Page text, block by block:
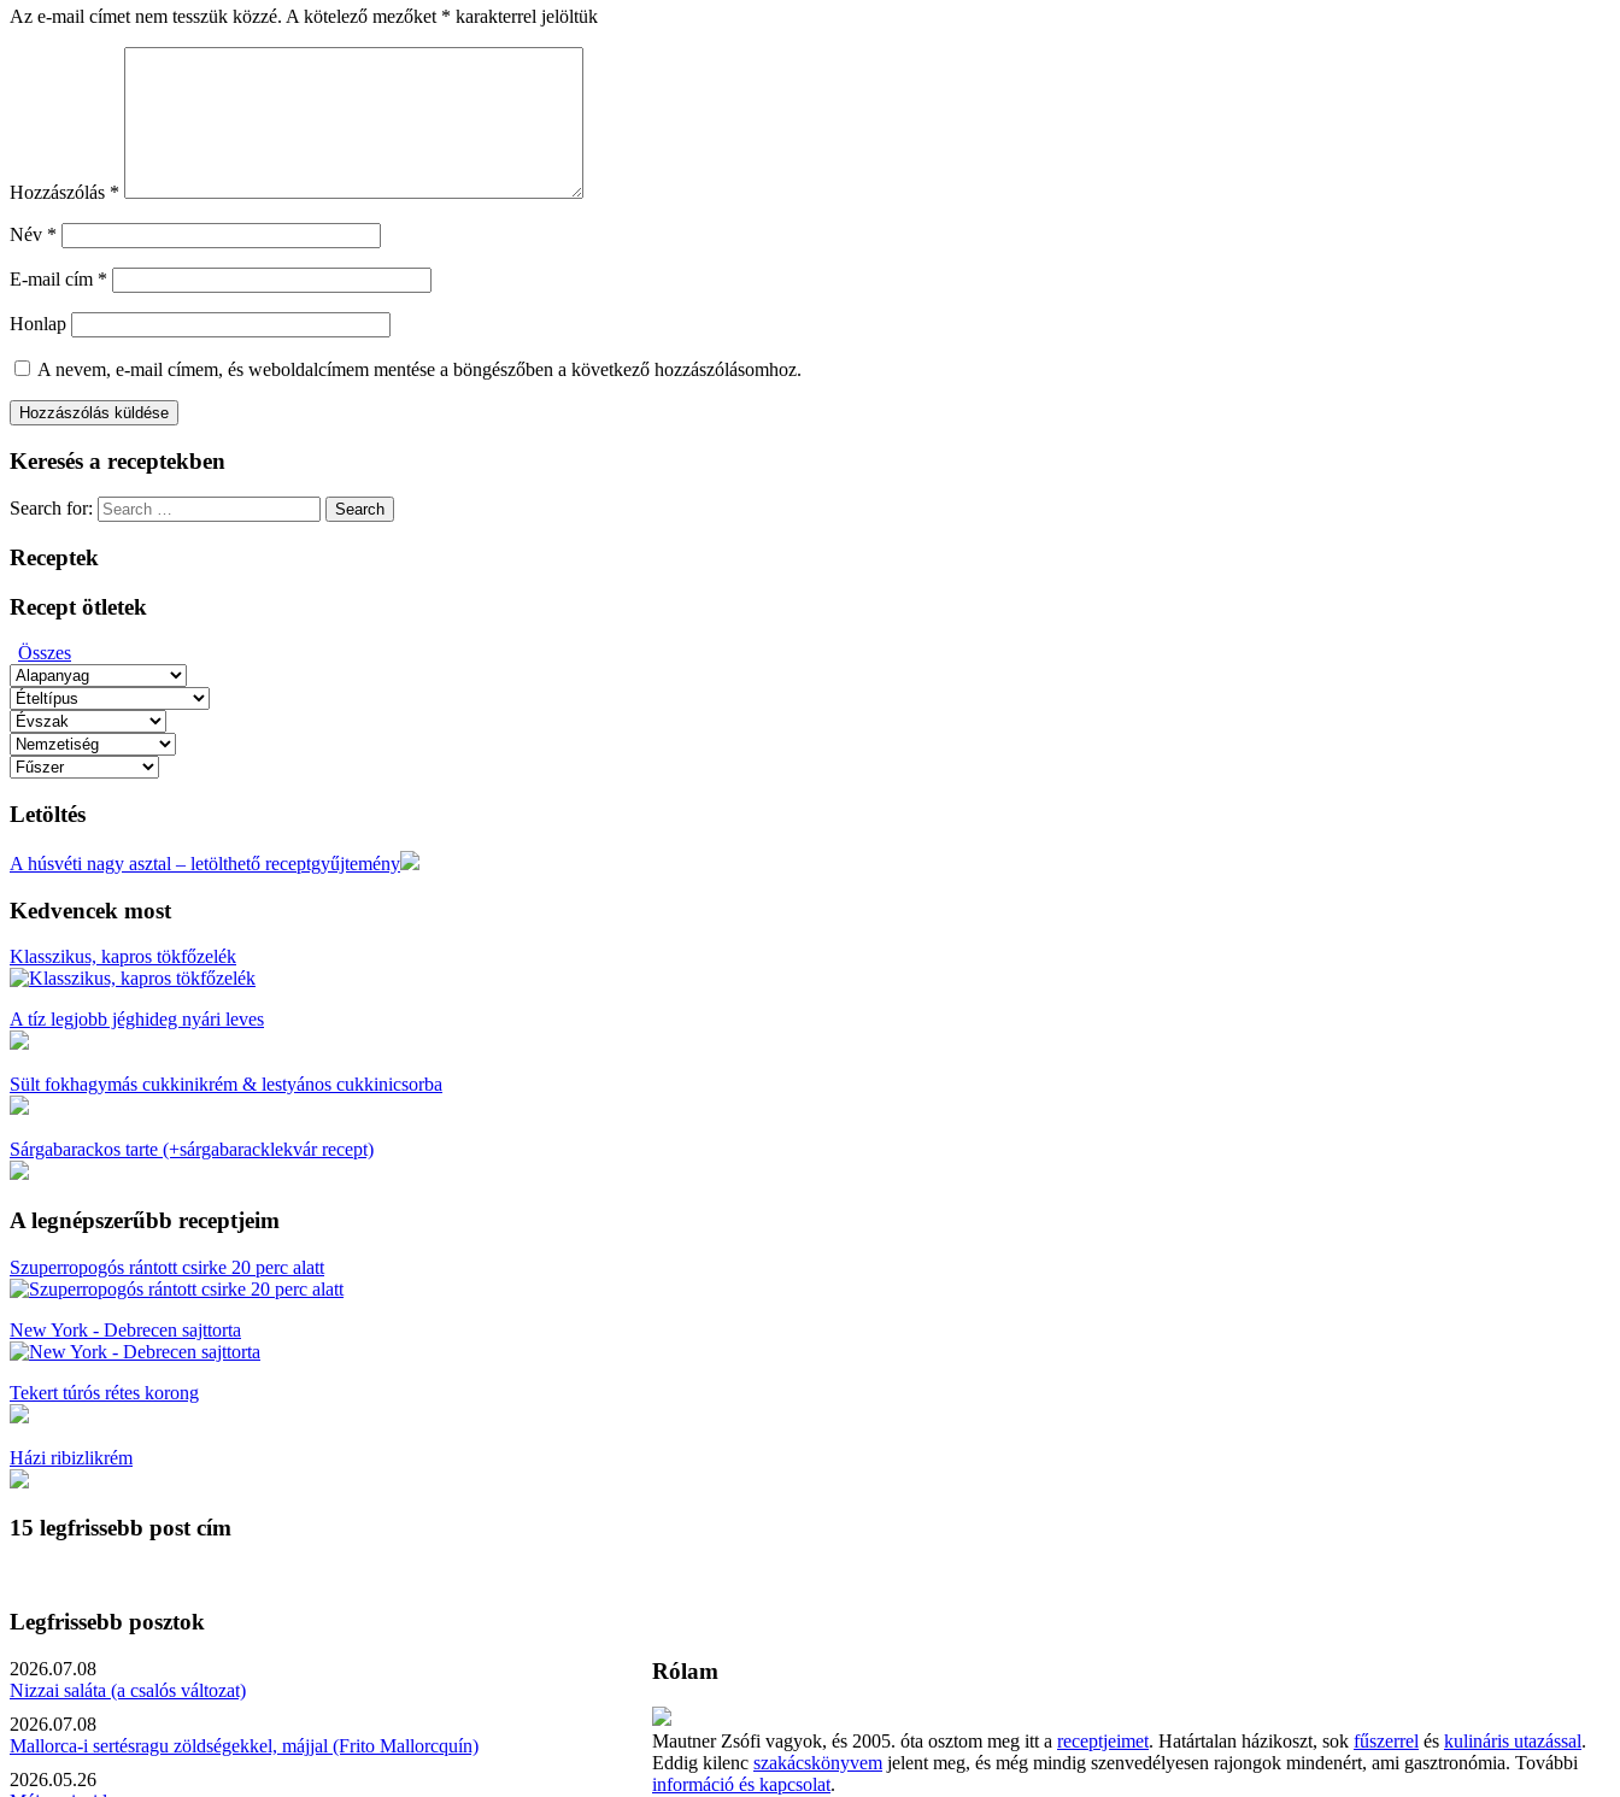
Az e-mail címet nem tesszük közzé. A kötelező mezőket * karakterrel jelöltük
Hozzászólás *
Név *
E-mail cím *
Honlap
A nevem, e-mail címem, és weboldalcímem mentése a böngészőben a következő hozzászólásomhoz.
Keresés a receptekben
Search for: Search
Receptek
Recept ötletek
Összes
Letöltés
A húsvéti nagy asztal – letölthető receptgyűjtemény
Kedvencek most
Klasszikus, kapros tökfőzelék
A tíz legjobb jéghideg nyári leves
Sült fokhagymás cukkinikrém & lestyános cukkinicsorba
Sárgabarackos tarte (+sárgabaracklekvár recept)
A legnépszerűbb receptjeim
Szuperropogós rántott csirke 20 perc alatt
New York - Debrecen sajttorta
Tekert túrós rétes korong
Házi ribizlikrém
15 legfrissebb post cím
Legfrissebb posztok
2026.07.08
Nizzai saláta (a csalós változat)
2026.07.08
Mallorca-i sertésragu zöldségekkel, májjal (Frito Mallorcquín)
2026.05.26
Rólam
Mautner Zsófi vagyok, és 2005. óta osztom meg itt a receptjeimet. Határtalan házikoszt, sok fűszerrel és kulináris utazással.
Eddig kilenc szakácskönyvem jelent meg, és még mindig szenvedélyesen rajongok mindenért, ami gasztronómia. További
információ és kapcsolat.